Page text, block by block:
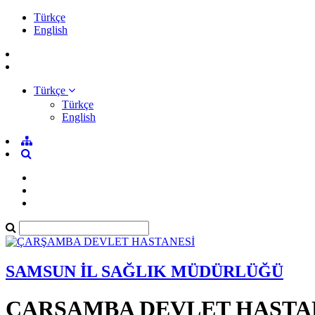
Türkçe
English
Türkçe
Türkçe
English
SAMSUN İL SAĞLIK MÜDÜRLÜĞÜ
ÇARŞAMBA DEVLET